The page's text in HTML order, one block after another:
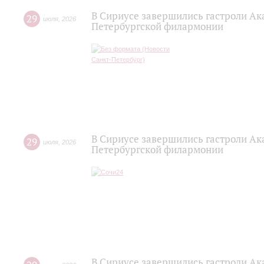
29 июля 2026
В Сириусе завершились гастроли
Петербургской филармонии
29 июля 2026
В Сириусе завершились гастроли
Петербургской филармонии